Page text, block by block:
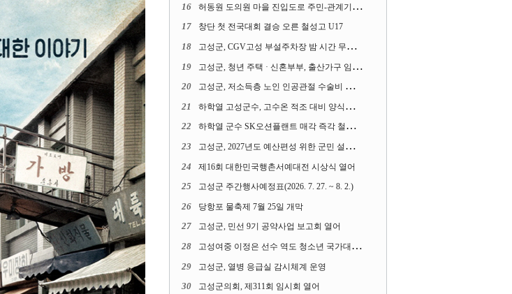
16 허동원 도의원 마을 진입도로 주민-관계기관과 함께 간담회 열어
17 창단 첫 전국대회 결승 오른 철성고 U17
18 고성군, CGV고성 부설주차장 밤 시간 무료 개방한다
19 고성군, 청년 주택 · 신혼부부, 출산가구 임차보증금 대출이자 지원사업 시행
20 고성군, 저소득층 노인 인공관절 수술비 지원사업 계속 추진
21 하학열 고성군수, 고수온 적조 대비 양식장 현장점검
22 하학열 군수 SK오션플랜트 매각 즉각 철회 촉구 기자회견 열어
23 고성군, 2027년도 예산편성 위한 군민 설문조사 실시
24 제16회 대한민국행촌서예대전 시상식 열어
25 고성군 주간행사예정표(2026. 7. 27. ~ 8. 2.)
26 당항포 물축제 7월 25일 개막
27 고성군, 민선 9기 공약사업 보고회 열어
28 고성여중 이정은 선수 역도 청소년 국가대표에 뽑혀
29 고성군, 열병 응급실 감시체계 운영
30 고성군의회, 제311회 임시회 열어